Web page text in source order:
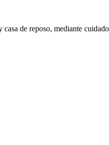
de reposo, mediante